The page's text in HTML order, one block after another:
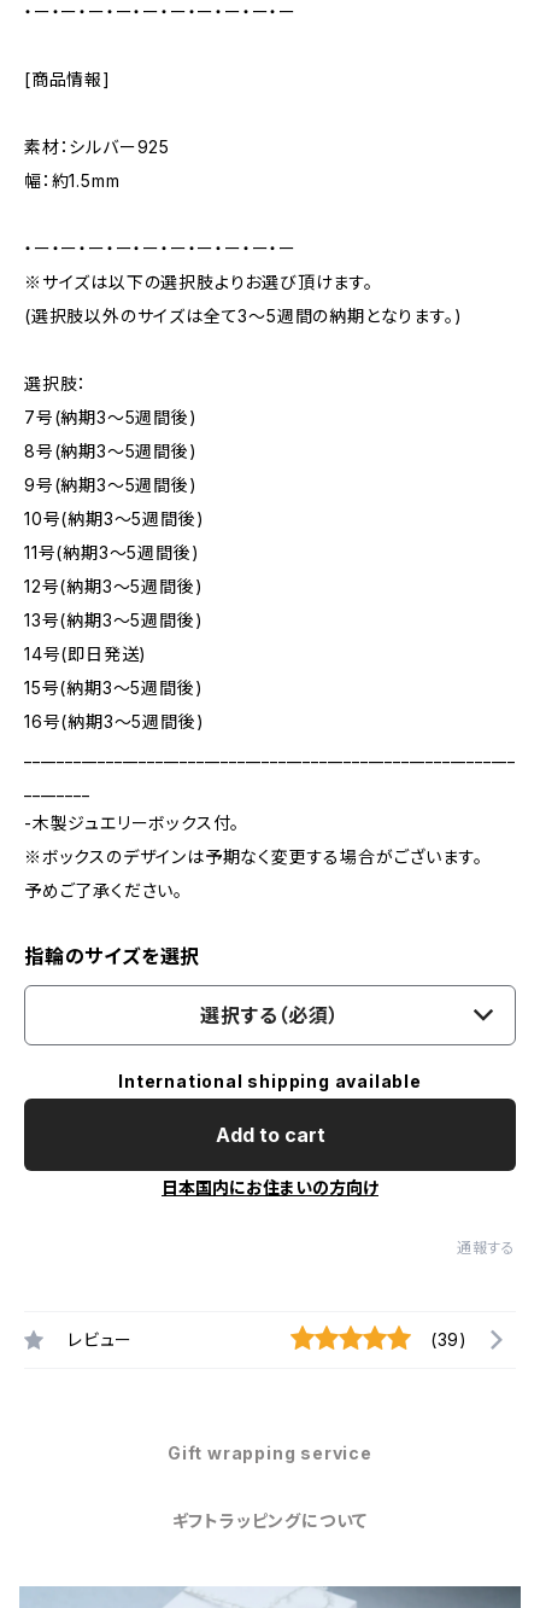
・ー・ー・ー・ー・ー・ー・ー・ー・ー・ー
[商品情報]
素材：シルバー925
幅：約1.5mm
・ー・ー・ー・ー・ー・ー・ー・ー・ー・ー
※サイズは以下の選択肢よりお選び頂けます。
(選択肢以外のサイズは全て3～5週間の納期となります。)
選択肢：
7号(納期3～5週間後)
8号(納期3～5週間後)
9号(納期3～5週間後)
10号(納期3～5週間後)
11号(納期3～5週間後)
12号(納期3～5週間後)
13号(納期3～5週間後)
14号(即日発送)
15号(納期3～5週間後)
16号(納期3～5週間後)
-木製ジュエリーボックス付。
※ボックスのデザインは予期なく変更する場合がございます。
予めご了承ください。
指輪のサイズを選択
選択する（必須）
International shipping available
Add to cart
日本国内にお住まいの方向け
通報する
レビュー (39)
Gift wrapping service
ギフトラッピングについて